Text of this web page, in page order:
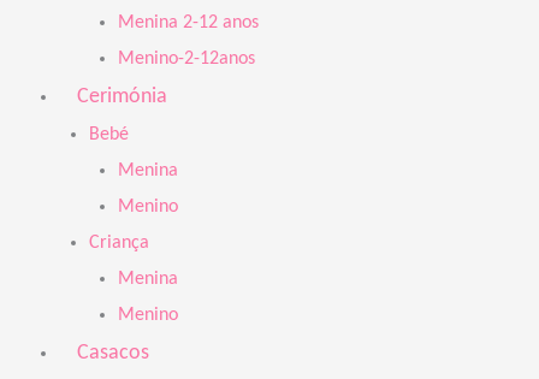
Menina 2-12 anos
Menino-2-12anos
Cerimónia
Bebé
Menina
Menino
Criança
Menina
Menino
Casacos